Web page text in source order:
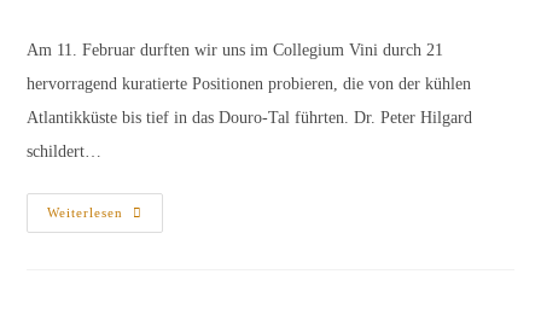
Am 11. Februar durften wir uns im Collegium Vini durch 21
hervorragend kuratierte Positionen probieren, die von der kühlen
Atlantikküste bis tief in das Douro-Tal führten. Dr. Peter Hilgard
schildert…
Weiterlesen
Die
„Großartige